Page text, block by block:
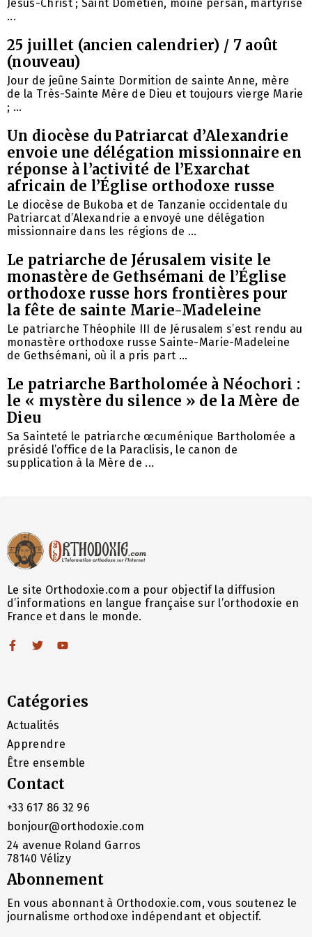
Jésus-Christ ; Saint Dométien, moine persan, martyrisé
...
25 juillet (ancien calendrier) / 7 août
(nouveau)
Jour de jeûne Sainte Dormition de sainte Anne, mère
de la Très-Sainte Mère de Dieu et toujours vierge Marie
; ...
Un diocèse du Patriarcat d’Alexandrie
envoie une délégation missionnaire en
réponse à l’activité de l’Exarchat
africain de l’Église orthodoxe russe
Le diocèse de Bukoba et de Tanzanie occidentale du
Patriarcat d’Alexandrie a envoyé une délégation
missionnaire dans les régions de ...
Le patriarche de Jérusalem visite le
monastère de Gethsémani de l’Église
orthodoxe russe hors frontières pour
la fête de sainte Marie-Madeleine
Le patriarche Théophile III de Jérusalem s’est rendu au
monastère orthodoxe russe Sainte-Marie-Madeleine
de Gethsémani, où il a pris part ...
Le patriarche Bartholomée à Néochori :
le « mystère du silence » de la Mère de
Dieu
Sa Sainteté le patriarche œcuménique Bartholomée a
présidé l’office de la Paraclisis, le canon de
supplication à la Mère de ...
Le site Orthodoxie.com a pour objectif la diffusion
d’informations en langue française sur l’orthodoxie en
France et dans le monde.
Catégories
Actualités
Apprendre
Être ensemble
Contact
+33 617 86 32 96
bonjour@orthodoxie.com
24 avenue Roland Garros
78140 Vélizy
Abonnement
En vous abonnant à Orthodoxie.com, vous soutenez le
journalisme orthodoxe indépendant et objectif.